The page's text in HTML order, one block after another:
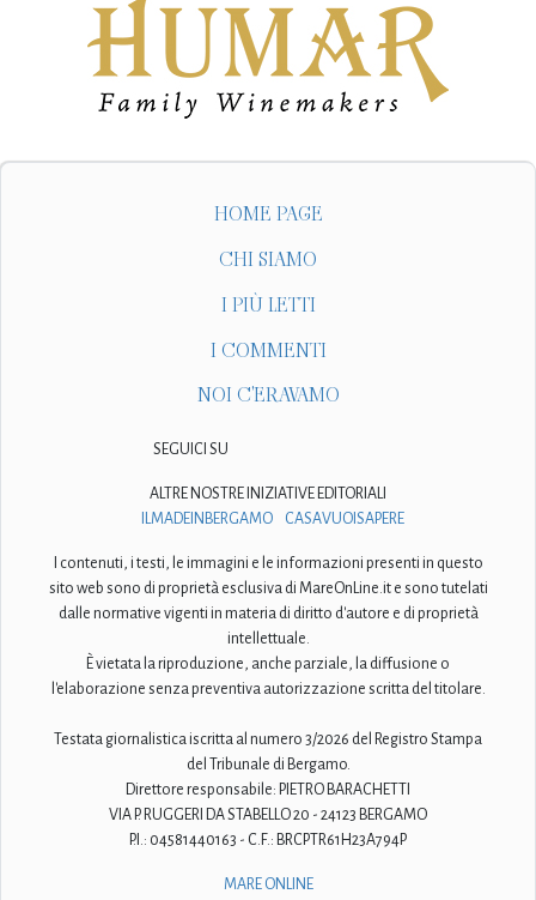
HOME PAGE
CHI SIAMO
I PIÙ LETTI
I COMMENTI
NOI C'ERAVAMO
SEGUICI SU
ALTRE NOSTRE INIZIATIVE EDITORIALI
ILMADEINBERGAMO
CASAVUOISAPERE
I contenuti, i testi, le immagini e le informazioni presenti in questo
sito web sono di proprietà esclusiva di MareOnLine.it e sono tutelati
dalle normative vigenti in materia di diritto d'autore e di proprietà
intellettuale.
È vietata la riproduzione, anche parziale, la diffusione o
l'elaborazione senza preventiva autorizzazione scritta del titolare.
Testata giornalistica iscritta al numero 3/2026 del Registro Stampa
del Tribunale di Bergamo.
Direttore responsabile: PIETRO BARACHETTI
VIA P. RUGGERI DA STABELLO 20 - 24123 BERGAMO
P.I.: 04581440163 - C.F.: BRCPTR61H23A794P
MARE ONLINE